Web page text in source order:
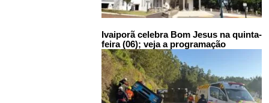
Ivaiporã celebra Bom Jesus na quinta-
feira (06); veja a programação